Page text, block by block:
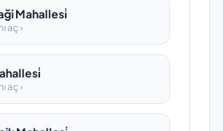
Mahallesi̇
aç ›
aç ›